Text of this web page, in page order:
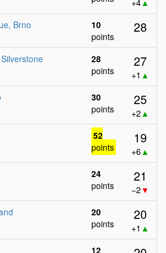
+4▲
Brno
10
points
28
28
points
27
+1 ▲
30
points
25
+2 ▲
52
points
19
+6▲
24
points
21
−2 ▼
20
points
20
+1 ▲
12